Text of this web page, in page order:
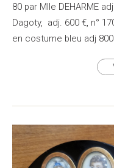
80 par Mlle DEHARME
Dagoty, adj. 600 €, n°
en costume bleu adj 800